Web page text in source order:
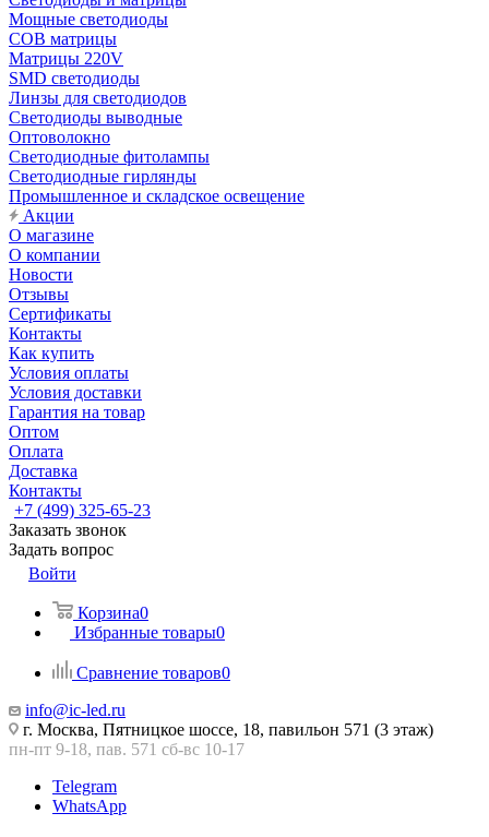
Мощные светодиоды
COB матрицы
Матрицы 220V
SMD светодиоды
Линзы для светодиодов
Светодиоды выводные
Оптоволокно
Светодиодные фитолампы
Светодиодные гирлянды
Промышленное и складское освещение
Акции
О магазине
О компании
Новости
Отзывы
Сертификаты
Контакты
Как купить
Условия оплаты
Условия доставки
Гарантия на товар
Оптом
Оплата
Доставка
Контакты
+7 (499) 325-65-23
Заказать звонок
Задать вопрос
Войти
Корзина0
Избранные товары0
Сравнение товаров0
info@ic-led.ru
г. Москва, Пятницкое шоссе, 18, павильон 571 (3 этаж)
пн-пт 9-18, пав. 571 сб-вс 10-17
Telegram
WhatsApp